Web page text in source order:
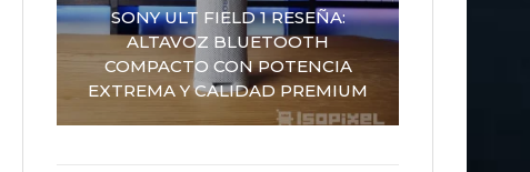
SONY ULT FIELD 1 RESEÑA:
ALTAVOZ BLUETOOTH
COMPACTO CON POTENCIA
EXTREMA Y CALIDAD PREMIUM